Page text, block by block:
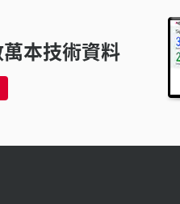
需要奈米等
本技術資料